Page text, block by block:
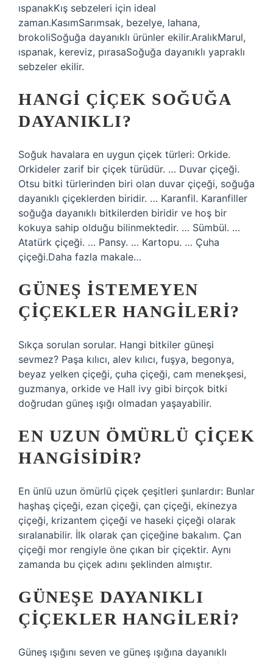
ıspanakKış sebzeleri için ideal
zaman.KasımSarımsak, bezelye, lahana,
brokoliSoğuğa dayanıklı ürünler ekilir.AralıkMarul,
ıspanak, kereviz, pırasaSoğuğa dayanıklı yapraklı
sebzeler ekilir.
HANGI ÇIÇEK SOĞUĞA
DAYANIKLI?
Soğuk havalara en uygun çiçek türleri: Orkide.
Orkideler zarif bir çiçek türüdür. … Duvar çiçeği.
Otsu bitki türlerinden biri olan duvar çiçeği, soğuğa
dayanıklı çiçeklerden biridir. … Karanfil. Karanfiller
soğuğa dayanıklı bitkilerden biridir ve hoş bir
kokuya sahip olduğu bilinmektedir. … Sümbül. …
Atatürk çiçeği. … Pansy. … Kartopu. … Çuha
çiçeği.Daha fazla makale…
GÜNEŞ ISTEMEYEN
ÇIÇEKLER HANGILERI?
Sıkça sorulan sorular. Hangi bitkiler güneşi
sevmez? Paşa kılıcı, alev kılıcı, fuşya, begonya,
beyaz yelken çiçeği, çuha çiçeği, cam menekşesi,
guzmanya, orkide ve Hall ivy gibi birçok bitki
doğrudan güneş ışığı olmadan yaşayabilir.
EN UZUN ÖMÜRLÜ ÇIÇEK
HANGISIDIR?
En ünlü uzun ömürlü çiçek çeşitleri şunlardır: Bunlar
haşhaş çiçeği, ezan çiçeği, çan çiçeği, ekinezya
çiçeği, krizantem çiçeği ve haseki çiçeği olarak
sıralanabilir. İlk olarak çan çiçeğine bakalım. Çan
çiçeği mor rengiyle öne çıkan bir çiçektir. Aynı
zamanda bu çiçek adını şeklinden almıştır.
GÜNEŞE DAYANIKLI
ÇIÇEKLER HANGILERI?
Güneş ışığını seven ve güneş ışığına dayanıklı